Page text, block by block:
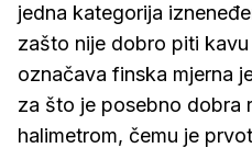
jedna kategorija
zašto nije dobro piti
označava finska mjerna
za što je posebno dobra
halimetrom, čemu je